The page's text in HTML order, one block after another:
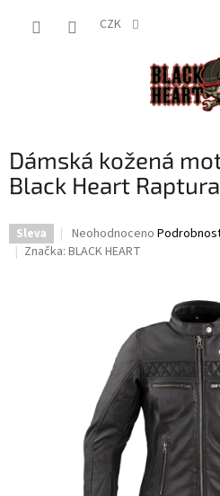
CZK
Dámská kožená
Black Heart
Sleva
Průměrné
hodnocení
hvězdiček.
Neohodnoceno
Značka: BLACK HEART